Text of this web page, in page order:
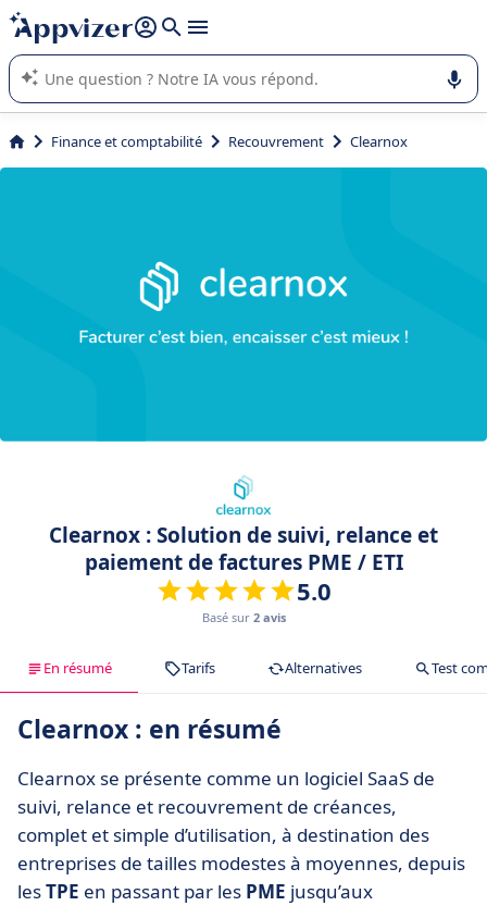
répondre (plusieurs lignes avec
L'IA de Appvizer vous guide dans l'utilisation ou la sélection de
logiciel SaaS en entreprise.
Finance et comptabilité Recouvrement Clearnox
Clearnox : Solution de suivi, relance et
paiement de factures PME / ETI
5.0
Basé sur 2 avis
En résumé Tarifs Alternatives Test
Clearnox : en résumé
Clearnox se présente comme un logiciel SaaS de
suivi, relance et recouvrement de créances,
complet et simple d’utilisation, à destination des
entreprises de tailles modestes à moyennes, depuis
lesTPE en passant par les PME jusqu’aux